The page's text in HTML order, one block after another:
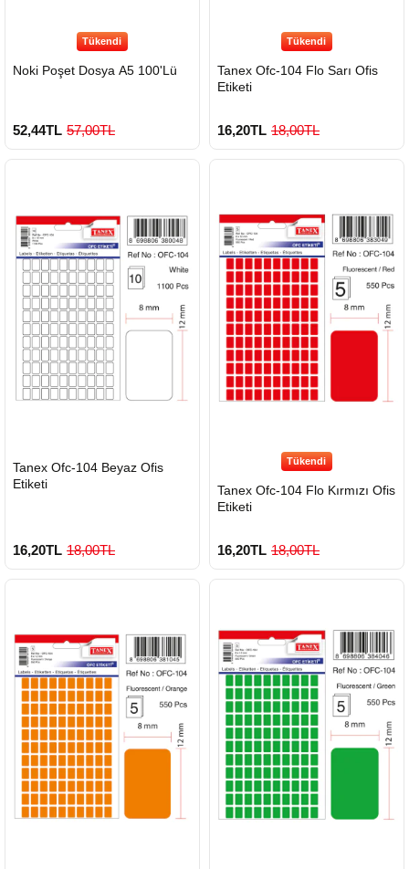
Tükendi
Noki Poşet Dosya A5 100'Lü
52,44TL 57,00TL
Tükendi
Tanex Ofc-104 Flo Sarı Ofis
Etiketi
16,20TL 18,00TL
GÖNDERİ
Tanex Ofc-104 Beyaz Ofis
Etiketi
16,20TL 18,00TL
Tükendi
Tanex Ofc-104 Flo Kırmızı Ofis
Etiketi
16,20TL 18,00TL